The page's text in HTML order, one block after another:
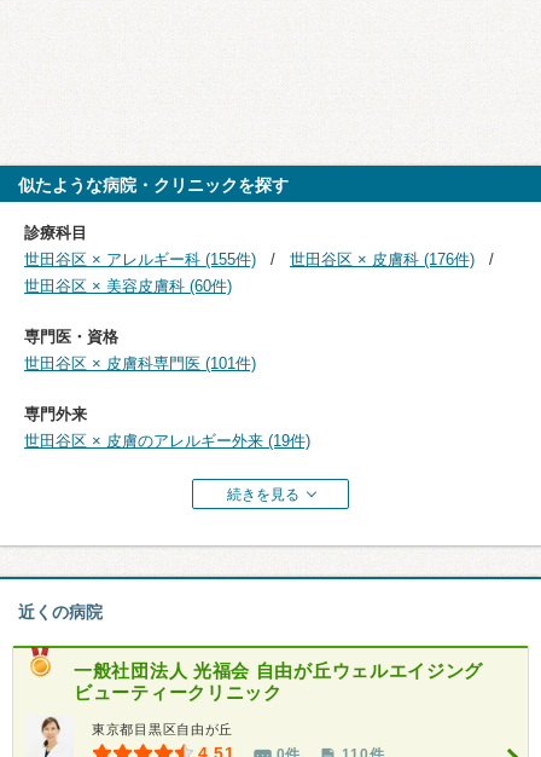
似たような病院・クリニックを探す
診療科目
世田谷区 × アレルギー科 (155件)
世田谷区 × 皮膚科 (176件)
世田谷区 × 美容皮膚科 (60件)
専門医・資格
世田谷区 × 皮膚科専門医 (101件)
専門外来
世田谷区 × 皮膚のアレルギー外来 (19件)
続きを見る
近くの病院
一般社団法人 光福会 自由が丘ウェルエイジング
ビューティークリニック
東京都目黒区自由が丘